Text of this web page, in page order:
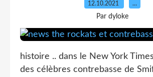
12.10.2021 …
Par dyloke
histoire .. dans le New York
des célèbres contrebasse de